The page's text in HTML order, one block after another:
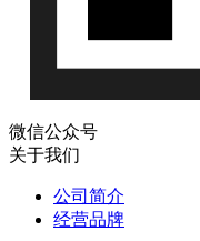
微信公众号
关于我们
公司简介
经营品牌